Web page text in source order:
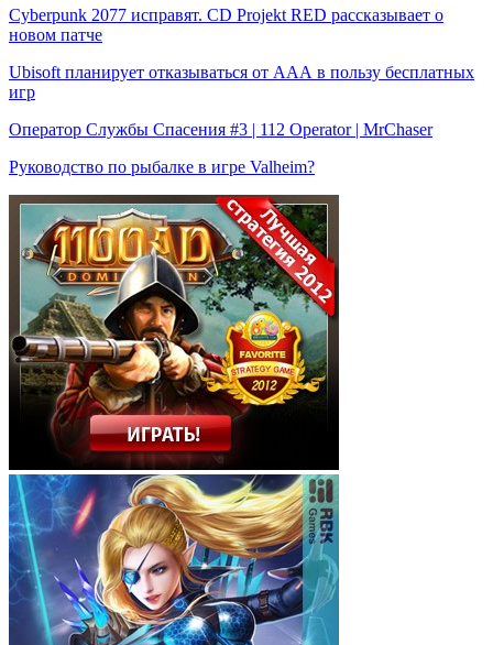
Cyberpunk 2077 исправят. CD Projekt RED рассказывает о
новом патче
Ubisoft планирует отказываться от ААА в пользу бесплатных
игр
Оператор Службы Спасения #3 | 112 Operator | MrChaser
Руководство по рыбалке в игре Valheim?